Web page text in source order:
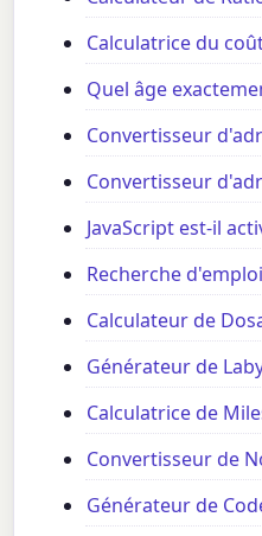
Calculatrice du
Quel âge
Convertisseur
Convertisseur
JavaScript est-il
Recherche d'emploi
Calculateur de
Générateur de
Calculatrice de
Convertisseur de
Générateur de